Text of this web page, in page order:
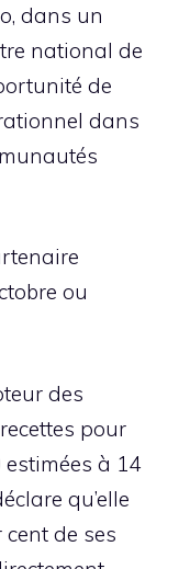
dans un
national de
de
dans
ou
des
pour
à 14
qu’elle
de ses